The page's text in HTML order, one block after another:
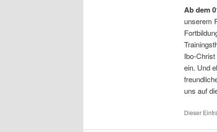
Ab dem
unserem
Ibo-
ein. Und
uns auf
Dieser